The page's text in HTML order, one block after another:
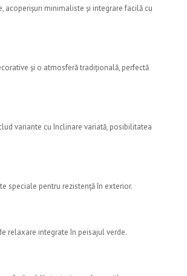
minimaliste și integrare facilă cu
și o atmosferă tradițională, perfectă
variante cu înclinare variată, posibilitatea
speciale pentru rezistență în exterior.
relaxare integrate în peisajul verde.